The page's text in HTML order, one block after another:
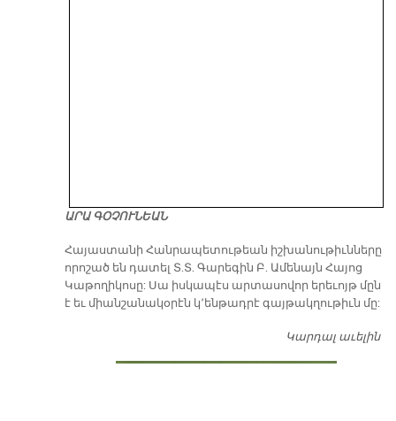
ԱՐԱ ԳՕՉՈՒՆԵԱՆ
​Հայաստանի Հանրապետութեան իշխանութիւնները
որոշած են դատել Տ.Տ. Գարեգին Բ. Ամենայն Հայոց
Կաթողիկոսը: Սա իսկապէս արտասովոր երեւոյթ մըն
է եւ միանշանակօրէն կ՚ենթադրէ գայթակղութիւն մը:
Կարդալ աւելին